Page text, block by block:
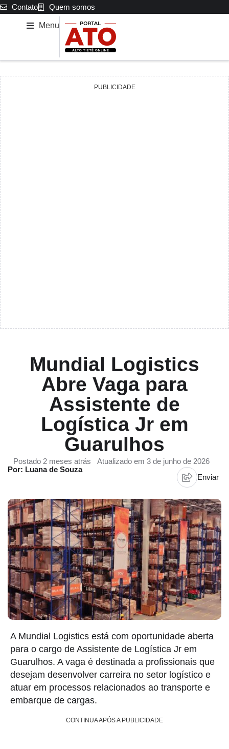
Contato Quem somos
Menu
PUBLICIDADE
Mundial Logistics
Abre Vaga para
Assistente de
Logística Jr em
Guarulhos
Postado 2 meses atrás
Atualizado em 3 de junho de 2026
Por: Luana de Souza
Enviar
A Mundial Logistics está com oportunidade aberta
para o cargo de Assistente de Logística Jr em
Guarulhos. A vaga é destinada a profissionais que
desejam desenvolver carreira no setor logístico e
atuar em processos relacionados ao transporte e
embarque de cargas.
CONTINUA APÓS A PUBLICIDADE